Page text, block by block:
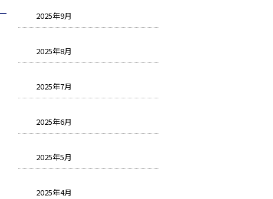
2025年9月
2025年8月
2025年7月
2025年6月
2025年5月
2025年4月